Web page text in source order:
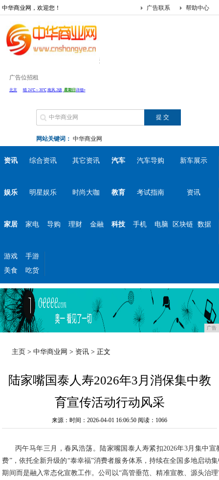
中华商业网，欢迎您！ 帮助中心
广告联系
广告位招租
网站关键词： 中华商业网
资讯 综合资讯 其它资讯 汽车 汽车导购 新车展示
娱乐 明星娱乐 时尚大咖 教育 考试指南 资讯
家居 家电 导购 理财 金融 科技 手机 电脑 区块链 数据
游戏
手游
美食
吃货
广告
主页 >中华商业网 > 资讯 > 正文
陆家嘴国泰人寿2026年3月消保集中教
育宣传活动行动风采
来源：时间：2026-04-01 16:06:50 阅读：1066
丙午马年三月，春风浩荡。陆家嘴国泰人寿紧扣2026年3月集中宣
费”，依托全新升级的“泰幸福”消费者服务体系，持续在全国多地启动
期间而是融入常态化宣教工作。公司以“高管垂范、精准宣教、源头治